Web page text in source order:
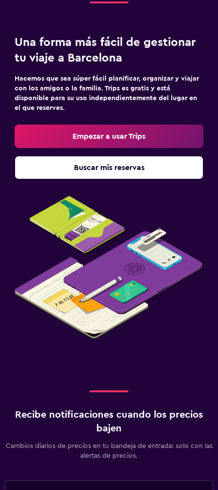
Una forma más fácil de gestionar
tu viaje a Barcelona
Hacemos que sea súper fácil planificar, organizar y viajar
con los amigos o la familia. Trips es gratis y está
disponible para su uso independientemente del lugar en
el que reserves.
Empezar a usar Trips
Buscar mis reservas
Recibe notificaciones cuando los precios
bajen
Cambios diarios de precios en tu bandeja de entrada: solo con las
alertas de precios.